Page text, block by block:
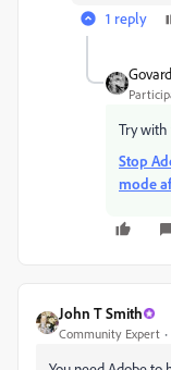
1 reply
Try with
Stop
mode
John T Smith
Community Expert